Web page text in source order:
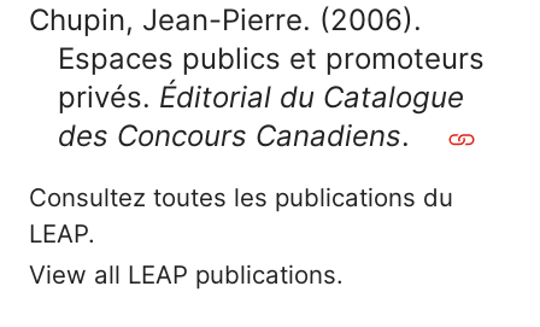
Chupin, Jean-Pierre. (2006).
Espaces publics et promoteurs
privés. Éditorial du Catalogue
des Concours Canadiens.
Consultez toutes les publications du
LEAP.
View all LEAP publications.